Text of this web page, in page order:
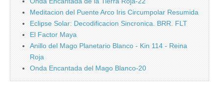
Meditacion del Puente Arco Iris Circumpolar Resumida
Eclipse Solar: Decodificacion Sincronica. BRR. FLT
El Factor Maya
Anillo del Mago Planetario Blanco - Kin 114 - Reina
Roja
Onda Encantada del Mago Blanco-20